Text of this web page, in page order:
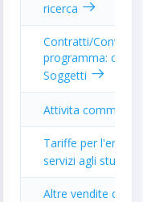
ricerca
Contratti/
programma: con
Soggetti
Attivita
Tariffe per
servizi agli
Altre vendite di